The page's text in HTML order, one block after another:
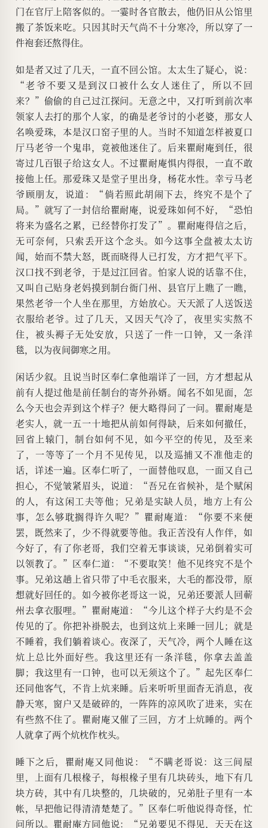
门在官厅上陪客似的。一霎时各官散去，他仍旧从公馆里
搬了茶饭来吃。只因其时天气尚不十分寒冷，所以穿了一
件袍套还熬得住。
如是者又过了几天，一直不回公馆。太太生了疑心，说：
“老爷不要又是到汉口被什么女人迷住了，所以不回
来？”偷偷的自己过江探问。无意之中，又打听到前次率
领家人去打的那个人家，的确是老爷讨的小老婆，那女人
名唤爱珠，本是汉口窑子里的人。当时不知道怎样被夏口
厅马老爷一个鬼串，竟被他迷住了。后来瞿耐庵到任，很
寄过几百银子给这女人。不过瞿耐庵惧内得很，一直不敢
接他上任。那爱珠又是堂子里出身，杨花水性。幸亏马老
爷顾朋友，说道：“倘若照此胡闹下去，终究不是个了
局。”就写了一封信给瞿耐庵，说爱珠如何不好，“恐怕
将来为盛名之累，已经替你打发了”。瞿耐庵得信之后，
无可奈何，只索丢开这个念头。如今这事全盘被太太访
闻，始而不禁大怒，既而晓得人已打发，方才把气平下。
汉口找不到老爷，于是过江回省。怕家人说的话靠不住，
又叫自己贴身老妈摸到制台衙门州、县官厅上瞧了一瞧，
果然老爷一个人坐在那里，方始放心。天天派了人送饭送
衣服给老爷。过了几天，又因天气冷了，夜里实实熬不
住，被头褥子无处安放，只送了一件一口钟，又一条洋
毯，以为夜间御寒之用。
闲话少叙。且说当时区奉仁拿他端详了一回，方才想起从
前有人提过他是前任制台的寄外孙婿。闻名不如见面，怎
么今天也会弄到这个样子？便大略得问了一问。瞿耐庵是
老实人，就一五一十地把从前如何得缺，后来如何撤任，
回省上辕门，制台如何不见，如今平空的传见，及至来
了，一等等了一个月不见传见，以及巡捕又不准他走的
话，详述一遍。区奉仁听了，一面替他叹息，一面又自己
担心，不觉皱紧眉头，说道：“吾兄在省候补，是个赋闲
的人，有这闲工夫等他；兄弟是实缺人员，地方上有公
事，怎么够耽搁得许久呢？”瞿耐庵道：“你要不来便
罢，既然来了，少不得就要等他。我正苦没有人作伴，如
今好了，有了你老哥，我们空着无事谈谈，兄弟倒着实可
以领教了。”区奉仁道：“不要取笑！他不见终究不是个
事。兄弟这趟上省只带了中毛衣服来，大毛的都没带，原
想就好回任的。如今被你老哥这一说，兄弟还要派人回蕲
州去拿衣服哩。”瞿耐庵道：“今儿这个样子大约是不会
传见的了。你把补褂脱去，也到这炕上来睡一回儿；就是
不睡着，我们躺着谈心。夜深了，天气冷，两个人睡在这
炕上总比外面好些。我这里还有一条洋毯，你拿去盖盖
脚；我这里有一口钟，也可以无须这个了。”起先区奉仁
还同他客气，不肯上炕来睡。后来听听里面杳无消息，夜
静天寒，窗户又是破碎的，一阵阵的凉风吹了进来，实在
有些熬不住了。瞿耐庵又催了三回，方才上炕睡的。两个
人就拿了两个炕枕作枕头。
睡下之后，瞿耐庵又同他说：“不瞒老哥说：这三间屋
里，上面有几根椽子，每根椽子里有几块砖头，地下有几
块方砖，其中有几块整的，几块破的，兄弟肚子里有一本
帐，早把他记得清清楚楚了。”区奉仁听他说得奇怪，忙
问所以。瞿耐庵方同他说：“兄弟要见不得见，天天在这